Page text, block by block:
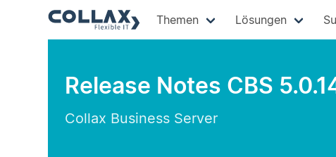
Themen Lösungen
Release Notes CBS
Collax Business Server